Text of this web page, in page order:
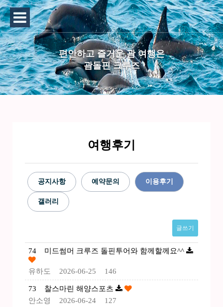
편안하고 즐거운 괌 여행은
괌돌핀 크루즈
여행후기
공지사항 예약문의 이용후기
갤러리
글쓰기
74 미드썸머 크루즈 돌핀투어와 함께할께요^^
유하도 2026-06-25 146
73
찰스마린 해양스포츠
안소영
2026-06-24 127